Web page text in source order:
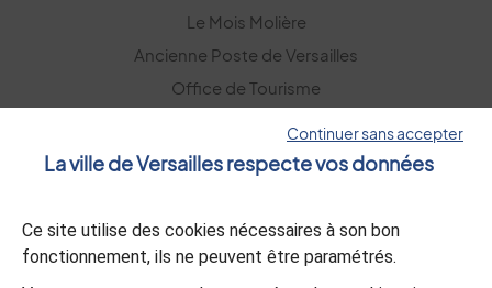
Le Mois Molière
Ancienne Poste de Versailles
Office de Tourisme
S’abonner
Continuer sans accepter
La ville de Versailles respecte vos données
Ce site utilise des cookies nécessaires à son bon
fonctionnement, ils ne peuvent être paramétrés.